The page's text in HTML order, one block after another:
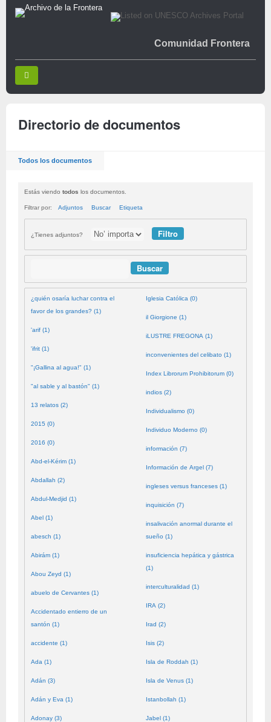
Comunidad Frontera
Directorio de documentos
Todos los documentos
Estás viendo todos los documentos.
Filtrar por: Adjuntos Buscar Etiqueta
¿Tienes adjuntos?
¿quién osaría luchar contra el
favor de los grandes? (1)
'arif (1)
'ifrit (1)
"¡Gallina al agua!" (1)
"al sable y al bastón" (1)
13 relatos (2)
2015 (0)
2016 (0)
Abd-el-Kérim (1)
Abdallah (2)
Abdul-Medjid (1)
Abel (1)
abesch (1)
Abirám (1)
Abou Zeyd (1)
abuelo de Cervantes (1)
Accidentado entierro de un
santón (1)
accidente (1)
Ada (1)
Adán (3)
Adán y Eva (1)
Adonay (3)
Iglesia Católica (0)
il Giorgione (1)
iLUSTRE FREGONA (1)
inconvenientes del celibato (1)
Index Librorum Prohibitorum (0)
indios (2)
Individualismo (0)
Individuo Moderno (0)
información (7)
Información de Argel (7)
ingleses versus franceses (1)
inquisición (7)
insalivación anormal durante el
sueño (1)
insuficiencia hepática y gástrica
(1)
interculturalidad (1)
IRA (2)
Irad (2)
Isis (2)
Isla de Roddah (1)
Isla de Venus (1)
Istanbollah (1)
Jabel (1)